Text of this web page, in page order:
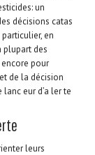
un
décisions catas
en
plupart des
pour
de la décision
eur d’a ler te
leurs